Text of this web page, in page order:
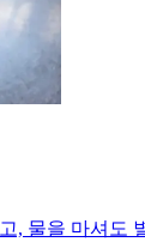
, 물을 마셔도